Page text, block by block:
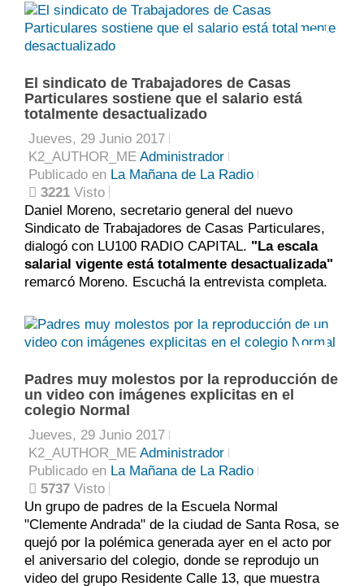
0
El sindicato de Trabajadores de Casas
Particulares sostiene que el salario está
totalmente desactualizado
Jueves, 29 Junio 2017
K2_AUTHOR_ME Administrador
Publicado en La Mañana de La Radio
3221 Visto
Daniel Moreno, secretario general del nuevo
Sindicato de Trabajadores de Casas Particulares,
dialogó con LU100 RADIO CAPITAL. "La escala
salarial vigente está totalmente desactualizada"
remarcó Moreno. Escuchá la entrevista completa.
0
Padres muy molestos por la reproducción de
un video con imágenes explicitas en el
colegio Normal
Jueves, 29 Junio 2017
K2_AUTHOR_ME Administrador
Publicado en La Mañana de La Radio
5737 Visto
Un grupo de padres de la Escuela Normal
"Clemente Andrada" de la ciudad de Santa Rosa, se
quejó por la polémica generada ayer en el acto por
el aniversario del colegio, donde se reprodujo un
video del grupo Residente Calle 13, que muestra